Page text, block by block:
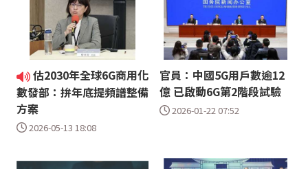
估2030年全球6G商用化
數發部：拚年底提頻譜整備
方案
2026-05-13 18:08
官員：中國5G用戶數逾12
億 已啟動6G第2階段試驗
2026-01-22 07:52